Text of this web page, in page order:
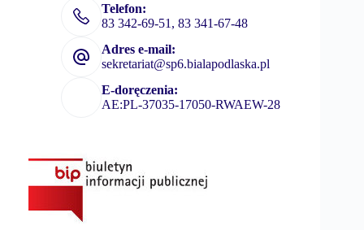
Telefon:
83 342-69-51, 83 341-67-48
Adres e-mail:
sekretariat@sp6.bialapodlaska.pl
E-doręczenia:
AE:PL-37035-17050-RWAEW-28